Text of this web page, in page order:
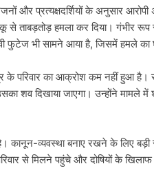
और प्रत्यक्षदर्शियों के अनुसार
ताबड़तोड़ हमला कर दिया। गंभीर रूप
फुटेज भी सामने आया है, जिसमें हमले का
परिवार का आक्रोश कम नहीं हुआ है।
शव दिखाया जाएगा। उन्होंने मामले में
कानून-व्यवस्था बनाए रखने के लिए
से मिलने पहुंचे और दोषियों के खिलाफ